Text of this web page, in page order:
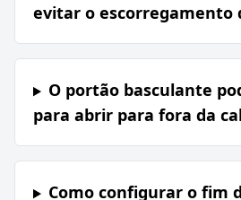
evitar o escorregamento
O portão basculante
para abrir para fora da
Como configurar o fim